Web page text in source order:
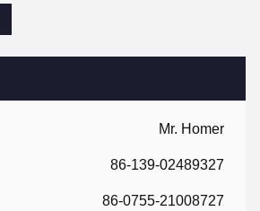
Mr. Homer
86-139-02489327
86-0755-21008727